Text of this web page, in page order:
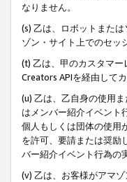
なりません。
(s) 乙は、ロボットまた
ゾン・サイト上でのセッ
(t) 乙は、甲のカスタマ
Creators APIを経由して
(u) 乙は、乙自身の使用
はメンバー紹介イベント
個人もしくは団体の使用
を許可、要請または奨励
バー紹介イベント行為の
(v) 乙は、お客様がアマ